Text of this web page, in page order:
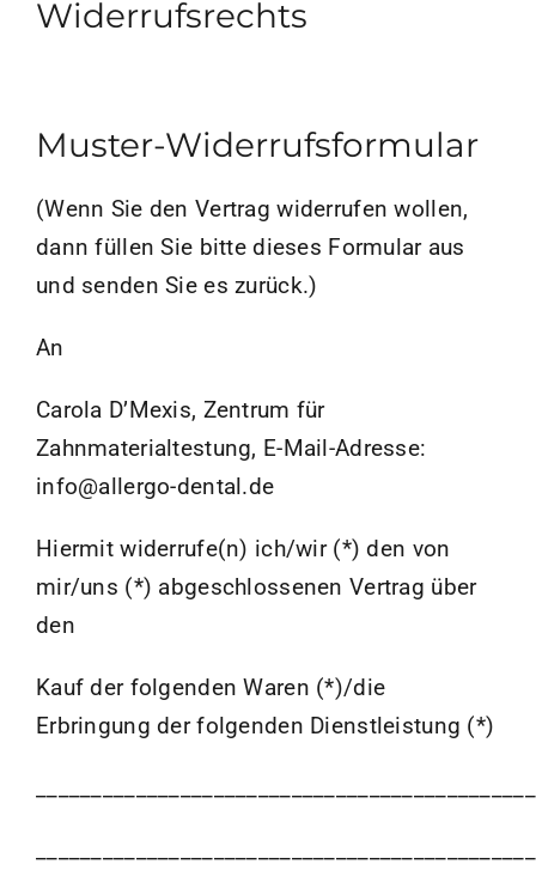
Widerrufsrechts
Muster-Widerrufsformular
(Wenn Sie den Vertrag widerrufen wollen,
dann füllen Sie bitte dieses Formular aus
und senden Sie es zurück.)
An
Carola D’Mexis, Zentrum für
Zahnmaterialtestung, E-Mail-Adresse:
info@allergo-dental.de
Hiermit widerrufe(n) ich/wir (*) den von
mir/uns (*) abgeschlossenen Vertrag über
den
Kauf der folgenden Waren (*)/die
Erbringung der folgenden Dienstleistung (*)